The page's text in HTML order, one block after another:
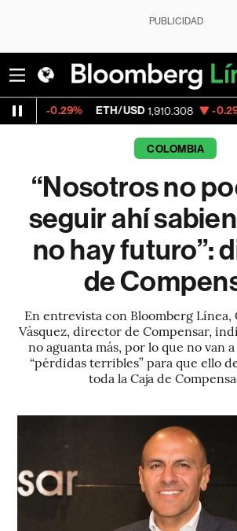
PUBLICIDAD
ETH/USD 1,910.308 -0.29% Visa
COLOMBIA
“Nosotros no
seguir ahí
no hay futuro”:
de
En entrevista con Bloomberg
Vásquez, director de Compensar,
no aguanta más, por lo que no van
“pérdidas terribles” para que ello
toda la Caja de